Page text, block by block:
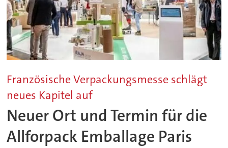
Französische Verpackungsmesse schlägt
neues Kapitel auf
Neuer Ort und Termin für die
Allforpack Emballage Paris